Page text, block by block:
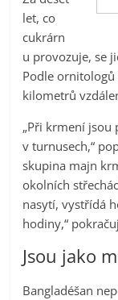
let, co
cukrárn
u provozuje, se
Podle
kilometrů
„Při krmení
v turnusech,“
skupina majn
okolních
nasytí, vystřídá
hodiny,“
Jsou jako
Bangladéšan